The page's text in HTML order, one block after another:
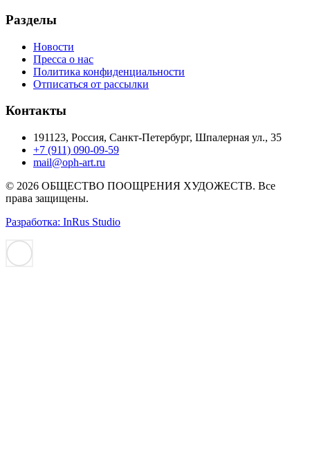
Разделы
Новости
Пресса о нас
Политика конфиденциальности
Отписаться от рассылки
Контакты
191123, Россия, Санкт-Петербург, Шпалерная ул., 35
+7 (911) 090-09-59
mail@oph-art.ru
© 2026 ОБЩЕСТВО ПООЩРЕНИЯ ХУДОЖЕСТВ. Все
права защищены.
Разработка: InRus Studio